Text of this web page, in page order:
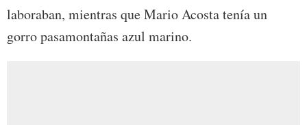
laboraban, mientras que Mario Acosta tenía un
gorro pasamontañas azul marino.